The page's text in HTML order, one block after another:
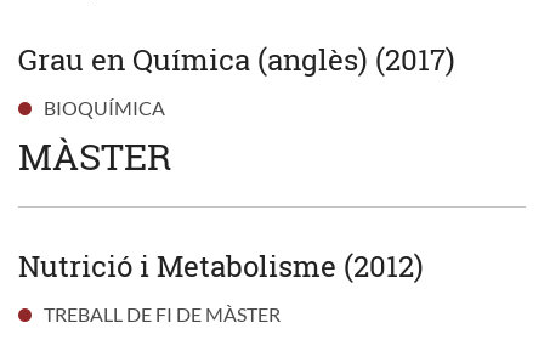
Grau en Química (anglès) (2017)
BIOQUÍMICA
MÀSTER
Nutrició i Metabolisme (2012)
TREBALL DE FI DE MÀSTER